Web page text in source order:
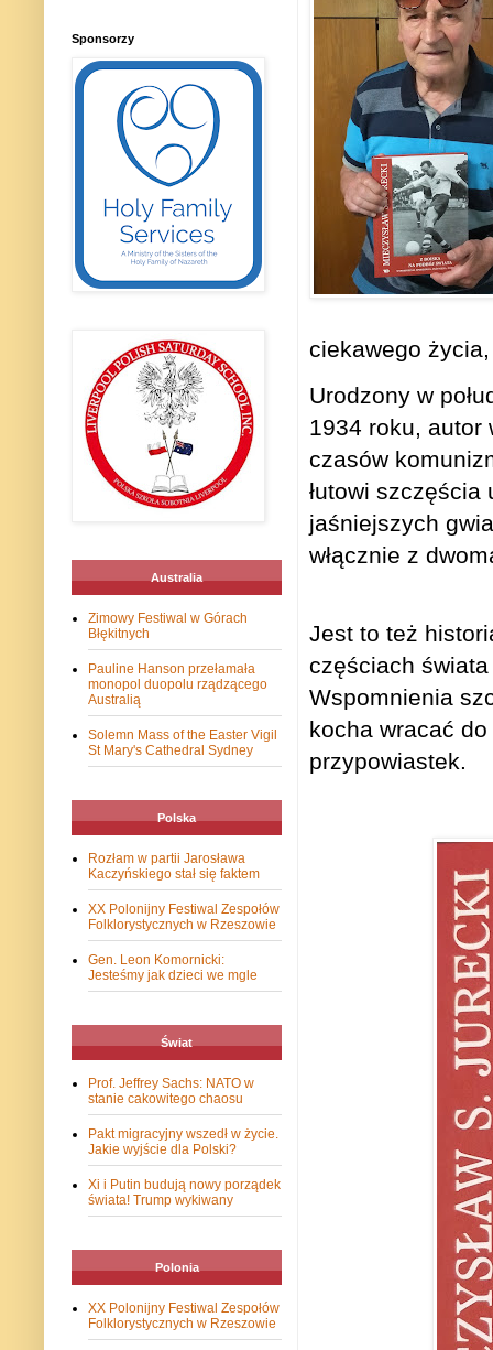
ciekawego
Urodzony w
1934 roku, autor
czasów
łutowi
jaśniejszych
włącznie z
Jest to też
częściach
Wspomnienia
kocha wracać
przypowiastek.
Sponsorzy
Australia
Zimowy Festiwal w Górach
Błękitnych
Pauline Hanson przełamała
monopol duopolu rządzącego
Australią
Solemn Mass of the Easter Vigil
St Mary's Cathedral Sydney
Polska
Rozłam w partii Jarosława
Kaczyńskiego stał się faktem
XX Polonijny Festiwal Zespołów
Folklorystycznych w Rzeszowie
Gen. Leon Komornicki:
Jesteśmy jak dzieci we mgle
Świat
Prof. Jeffrey Sachs: NATO w
stanie cakowitego chaosu
Pakt migracyjny wszedł w życie.
Jakie wyjście dla Polski?
Xi i Putin budują nowy porządek
świata! Trump wykiwany
Polonia
XX Polonijny Festiwal Zespołów
Folklorystycznych w Rzeszowie